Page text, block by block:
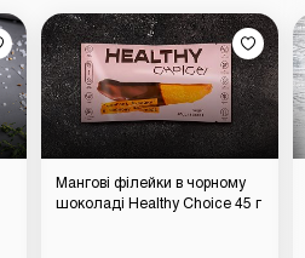
Мангові філейки в чорному
шоколаді Healthy Choice 45 г